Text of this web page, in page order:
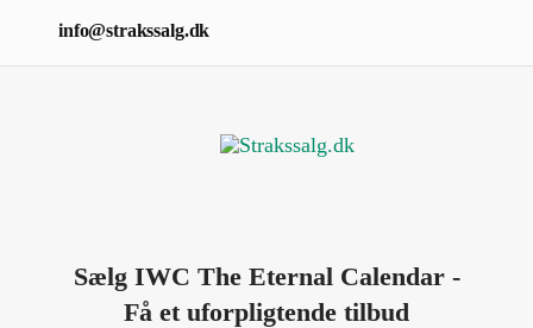
info@strakssalg.dk
Sælg IWC The Eternal Calendar -
Få et uforpligtende tilbud